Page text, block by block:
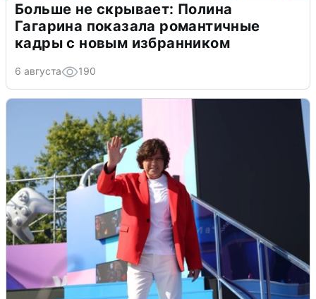
Больше не скрывает: Полина
Гагарина показала романтичные
кадры с новым избранником
6 августа 190